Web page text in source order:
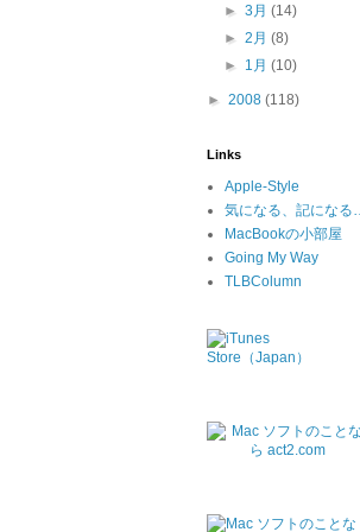
►3月(14)
►2月(8)
► 1月(10)
► 2008 (118)
Links
Apple-Style
気になる、記にな
MacBookの小部屋
Going My Way
TLBColumn